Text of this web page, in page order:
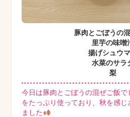
豚肉とごぼうの
里芋の味噌
揚げシュウ
水菜のサラ
梨
今日は豚肉とごぼうの混ぜご飯
をたっぷり使っており、秋を感じ
ました